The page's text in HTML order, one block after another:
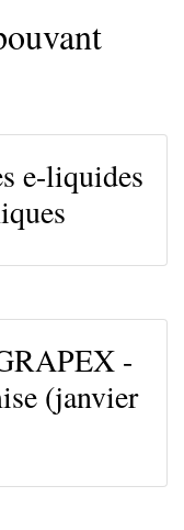
e-liquides
-
(janvier